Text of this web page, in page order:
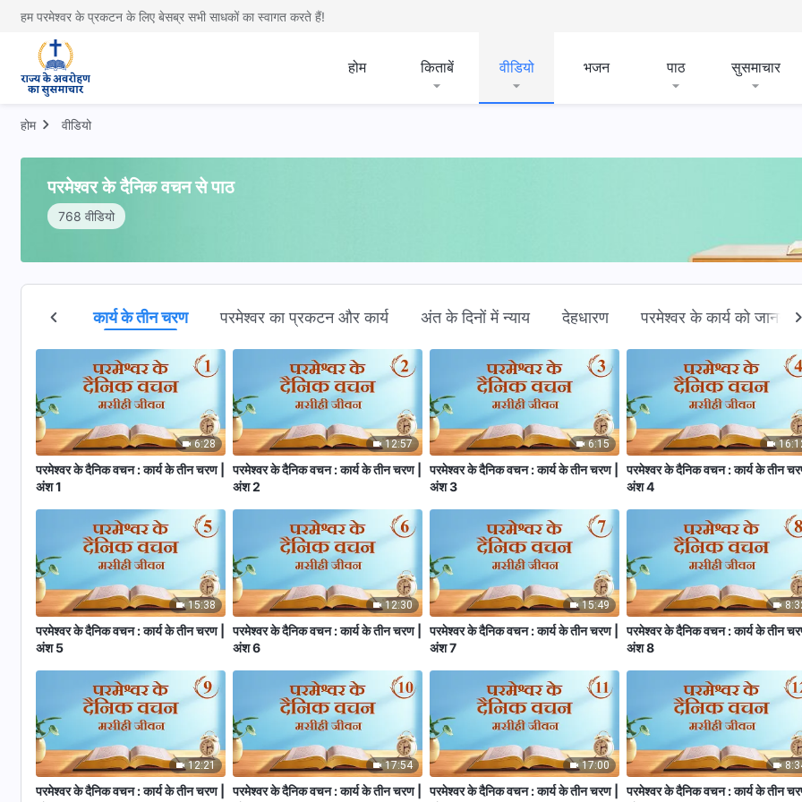
हम परमेश्वर के प्रकटन के लिए बेसब्र सभी साधकों का स्वागत करते हैं!
होम किताबें वीडियो भजन पाठ सुसमाचार
होम वीडियो
परमेश्वर के दैनिक वचन से पाठ
768 वीडियो
जानना कार्य के तीन चरण परमेश्वर का प्रकटन और कार्य अंत के दिनों में न्याय देहधारण परमेश्वर के कार्य को जानना
6:28
परमेश्वर के दैनिक वचन : कार्य के तीन चरण |
अंश 1
12:57
परमेश्वर के दैनिक वचन : कार्य के तीन चरण |
अंश 2
6:15
परमेश्वर के दैनिक वचन : कार्य के तीन चरण |
अंश 3
परमेश्वर के दैनिक वचन : कार्य के तीन
अंश 4
15:38
परमेश्वर के दैनिक वचन : कार्य के तीन चरण |
अंश 5
12:30
परमेश्वर के दैनिक वचन : कार्य के तीन चरण |
अंश 6
15:49
परमेश्वर के दैनिक वचन : कार्य के तीन चरण |
अंश 7
परमेश्वर के दैनिक वचन : कार्य के तीन
अंश 8
12:21
परमेश्वर के दैनिक वचन : कार्य के तीन चरण |
17:54
परमेश्वर के दैनिक वचन : कार्य के तीन चरण |
17:00
परमेश्वर के दैनिक वचन : कार्य के तीन चरण |
परमेश्वर के दैनिक वचन : कार्य के तीन